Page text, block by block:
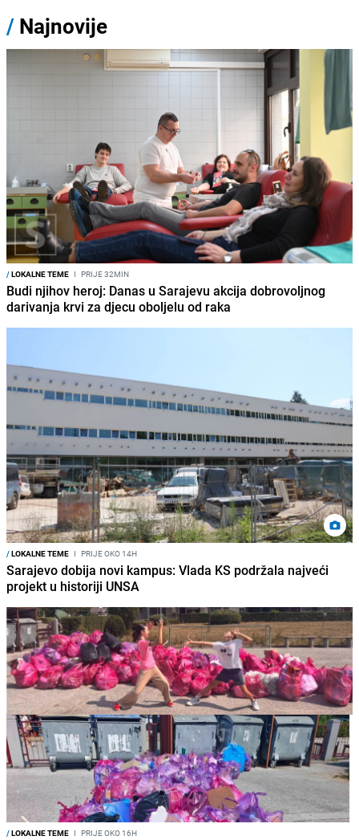
/ Najnovije
/LOKALNE TEME I PRIJE 32MIN
Budi njihov heroj: Danas u Sarajevu akcija dobrovoljnog
darivanja krvi za djecu oboljelu od raka
/LOKALNE TEME I PRIJE OKO 14H
Sarajevo dobija novi kampus: Vlada KS podržala najveći
projekt u historiji UNSA
/LOKALNE TEME I PRIJE OKO 16H